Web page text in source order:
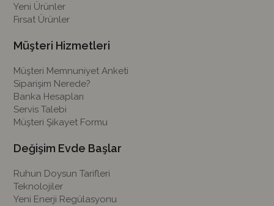
Yeni Ürünler
Fırsat Ürünler
Müşteri Hizmetleri
Müşteri Memnuniyet Anketi
Siparişim Nerede?
Banka Hesapları
Servis Talebi
Müşteri Şikayet Formu
Değişim Evde Başlar
Ruhun Doysun Tarifleri
Teknolojiler
Yeni Enerji Regülasyonu